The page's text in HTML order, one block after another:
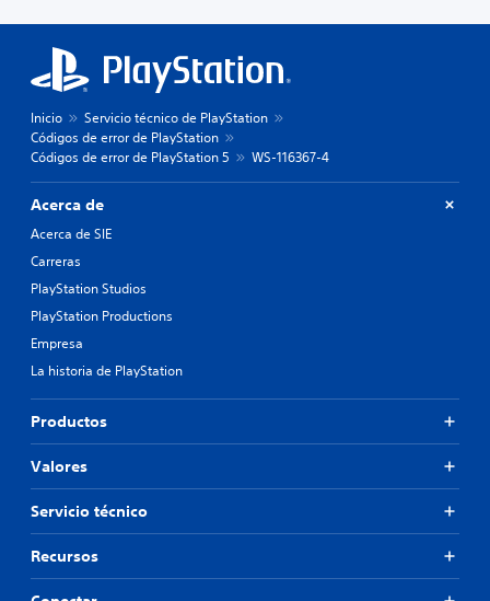
Inicio
Servicio técnico de PlayStation
Códigos de error de PlayStation
Códigos de error de PlayStation 5
WS-116367-4
Acerca de
Acerca de SIE
Carreras
PlayStation Studios
PlayStation Productions
Empresa
La historia de PlayStation
Productos
Valores
Servicio técnico
Recursos